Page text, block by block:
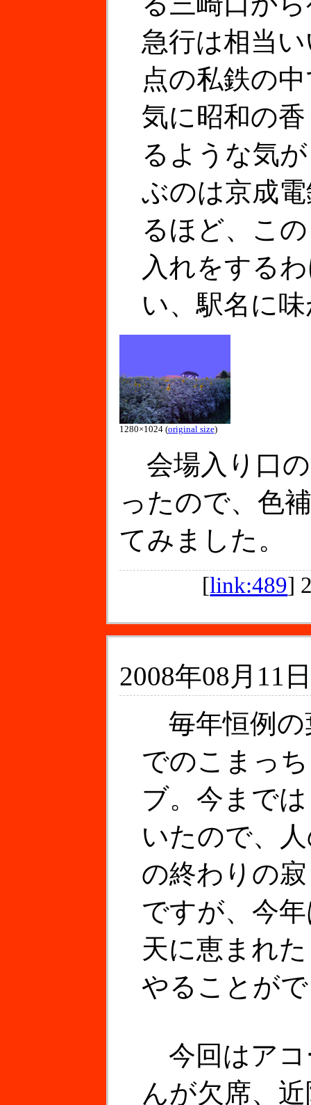
急行は相当
点の私鉄の
気に昭和の
るような気
ぶのは京成
るほど、こ
入れをする
い、駅名に
1280×1024 (original size)
会場入り口
ったので、色
てみました。
[link:489]
2008年08月11
毎年恒例の
でのこまっ
ブ。今まで
いたので、
の終わりの
ですが、今
天に恵まれ
やることが
今回はアコ
んが欠席、